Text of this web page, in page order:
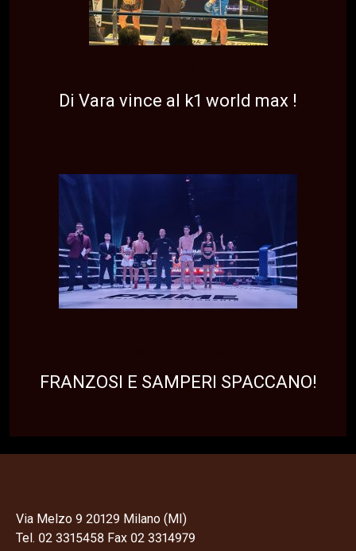
Di Vara vince al k1 world max !
FRANZOSI E SAMPERI SPACCANO!
Via Melzo 9 20129 Milano (MI)
Tel. 02 3315458 Fax 02 3314979